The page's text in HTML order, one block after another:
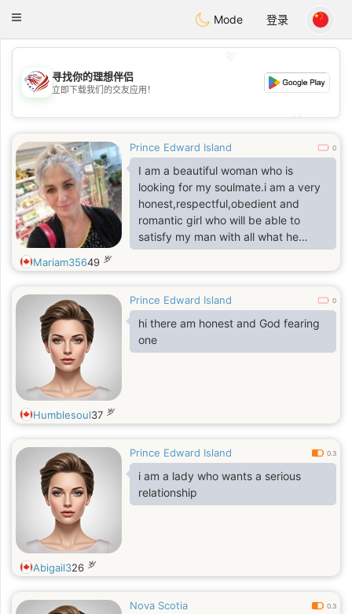
Dating
Toggle
Mode 登录
💖
💕
寻找你的理想伴侣
立即下载我们的交友应用！
Prince Edward Island 0
I am a beautiful woman who is
looking for my soulmate.i am a very
honest,respectful,obedient and
romantic girl who will be able to
satisfy my man with all what he
wants from me.i am interested in
meeting any kind of man so feel free
minded woman who will never hide
anything from my man.kisss
Mariam35649 岁
Prince Edward Island 0
hi there am honest and God fearing
one
Humblesoul37 岁
Prince Edward Island 0.3
i am a lady who wants a serious
relationship
Abigail326 岁
Nova Scotia 0.3